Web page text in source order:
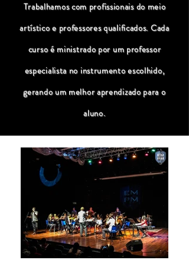
Trabalhamos com profissionais do meio
artístico e professores qualificados. Cada
curso é ministrado por um professor
especialista no instrumento escolhido,
gerando um melhor aprendizado para o
aluno.